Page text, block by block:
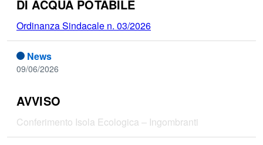
DI ACQUA POTABILE
Ordinanza Sindacale n. 03/2026
News
09/06/2026
AVVISO
Conferimento Isola Ecologica – Ingombranti